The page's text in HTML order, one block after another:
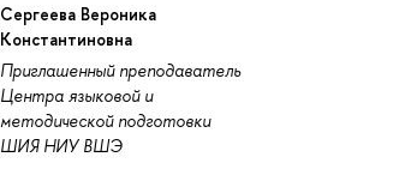
Сергеева Вероника
Константиновна
Приглашенный преподаватель
Центра языковой и
методической подготовки
ШИЯ НИУ ВШЭ